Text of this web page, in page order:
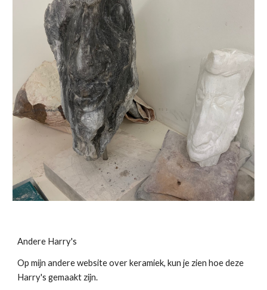
Andere Harry's
Op mijn andere website over keramiek, kun je zien hoe deze
Harry's gemaakt zijn.